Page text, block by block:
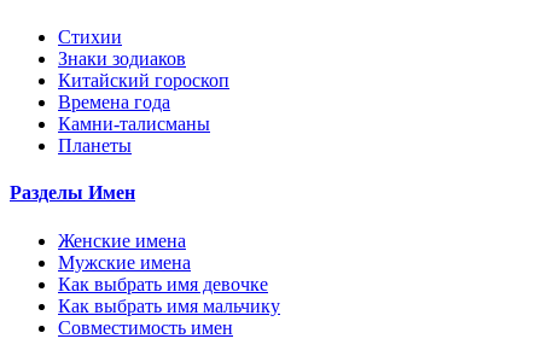
Стихии
Знаки зодиаков
Китайский гороскоп
Времена года
Камни-талисманы
Планеты
Разделы Имен
Женские имена
Мужские имена
Как выбрать имя девочке
Как выбрать имя мальчику
Совместимость имен